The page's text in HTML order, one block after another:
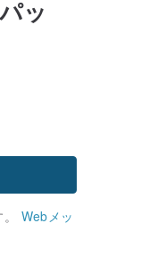
ッ
Webメッ